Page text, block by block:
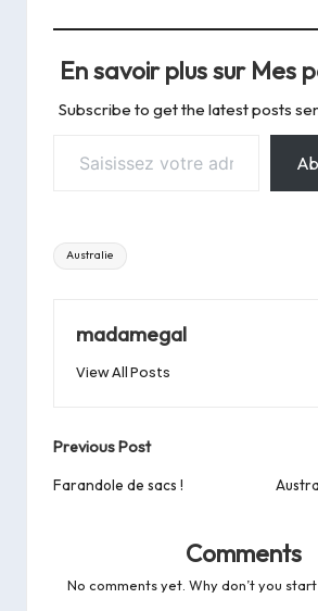
En savoir plus sur Mes
Subscribe to get the latest posts
Tags:
Australie
madamegal
View All Posts
Post
navigation
Previous Post
Farandole de sacs !
Comments
No comments yet. Why don’t you